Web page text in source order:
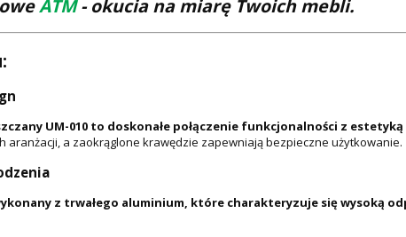
ATM- okucia na miarę Twoich mebli.
UM-010 to doskonałe połączenie funkcjonalności z
aranżacji, a zaokrąglone krawędzie zapewniają bezpieczne użytkowanie.
z trwałego aluminium, które charakteryzuje się wysoką